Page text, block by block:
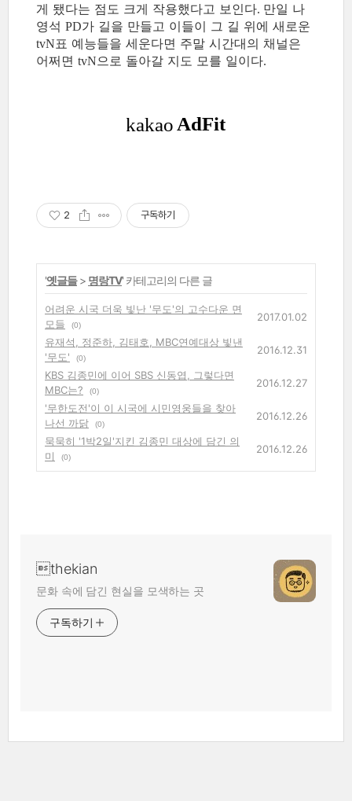
게 됐다는 점도 크게 작용했다고 보인다. 만일 나
영석 PD가 길을 만들고 이들이 그 길 위에 새로운
tvN표 예능들을 세운다면 주말 시간대의 채널은
어쩌면 tvN으로 돌아갈 지도 모를 일이다.
2 구독하기
'옛글들> 명랑TV' 카테고리의 다른 글
어려운 시국 더욱 빛난 '무도'의 고수다운 면
모들
(0)
2017.01.02
유재석, 정준하, 김태호, MBC연예대상 빛낸
'무도'
(0)
2016.12.31
KBS 김종민에 이어 SBS 신동엽, 그렇다면
MBC는?
(0)
2016.12.27
'무한도전'이 이 시국에 시민영웅들을 찾아
나선 까닭
(0)
2016.12.26
묵묵히 '1박2일'지킨 김종민 대상에 담긴 의
미
(0)
2016.12.26
thekian
문화 속에 담긴 현실을 모색하는 곳
구독하기